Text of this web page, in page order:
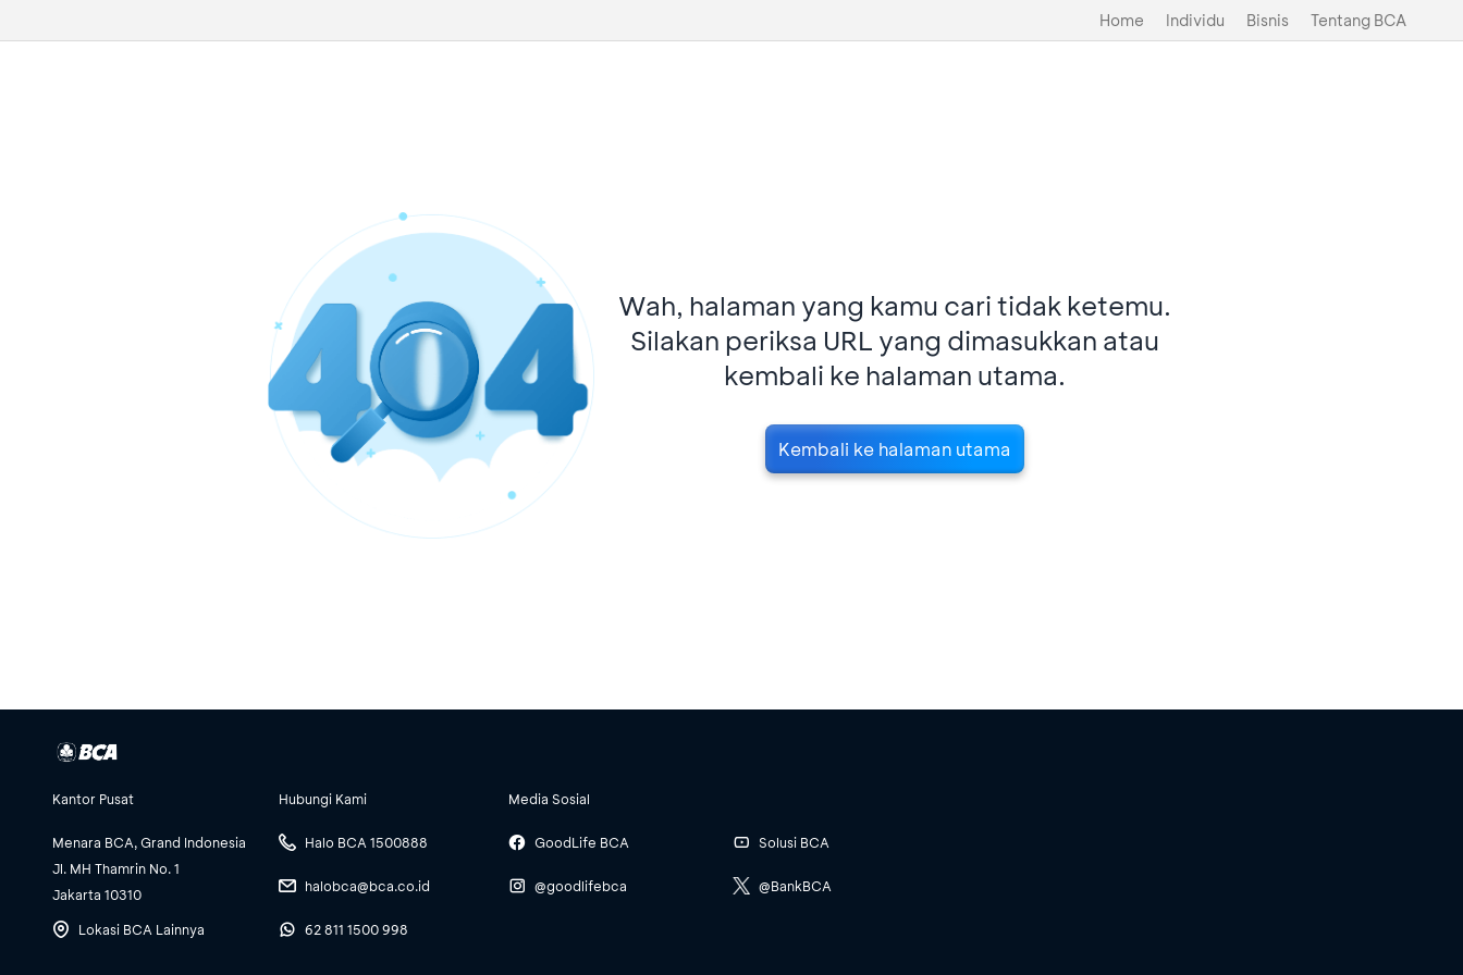
Home Individu Bisnis Tentang BCA
Wah, halaman yang kamu cari tidak ketemu.
Silakan periksa URL yang dimasukkan atau
kembali ke halaman utama.
Kembali ke halaman utama
Kantor Pusat
Menara BCA, Grand Indonesia
Jl. MH Thamrin No. 1
Jakarta 10310
Lokasi BCA Lainnya
Hubungi Kami
Halo BCA 1500888
halobca@bca.co.id
62 811 1500 998
Media Sosial
GoodLife BCA
@goodlifebca
Solusi BCA
@BankBCA